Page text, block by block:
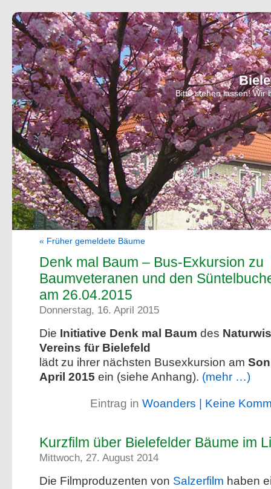
Bitte stehen lassen! Wir
« Früher gemeldete Bäume
Denk mal Baum – Bus-Exkursion zu
Baumveteranen und den
Donnerstag, 16. April 2015
Die Initiative Denk mal Baum des
Vereins für Bielefeld
lädt zu ihrer nächsten Busexkursion am
April 2015 ein (siehe Anhang). (mehr …)
Eintrag in Woanders | Keine
Kurzfilm über Bielefelder Bäume im
Mittwoch, 27. August 2014
Die Filmproduzenten von Salzerfilm haben